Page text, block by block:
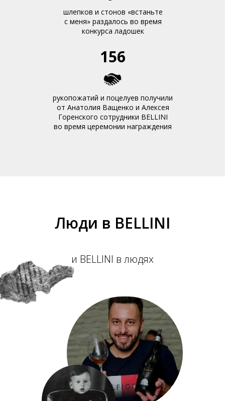
шлепков и стонов «встаньте
с меня» раздалось во время
конкурса ладошек
156
рукопожатий и поцелуев получили
от Анатолия Ващенко и Алексея
Горенского сотрудники BELLINI
во время церемонии награждения
Люди в BELLINI
и BELLINI в людях